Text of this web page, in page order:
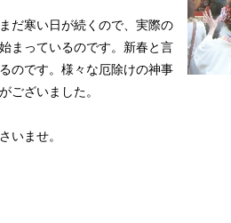
だ寒い日が続くので、実際の
まっているのです。新春と言
のです。様々な厄除けの神事
ございました。
いませ。